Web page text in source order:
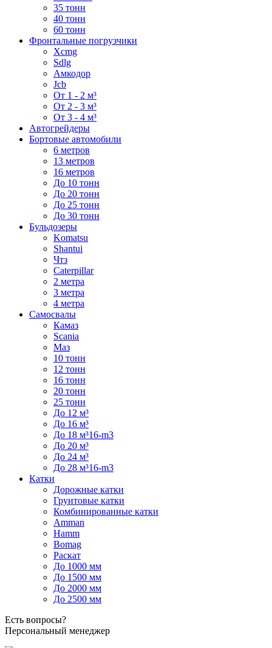
35 тонн
40 тонн
60 тонн
Фронтальные погрузчики
Xcmg
Sdlg
Амкодор
Jcb
От 1 - 2 м³
От 2 - 3 м³
От 3 - 4 м³
Автогрейдеры
Бортовые автомобили
6 метров
13 метров
16 метров
До 10 тонн
До 20 тонн
До 25 тонн
До 30 тонн
Бульдозеры
Komatsu
Shantui
Чтз
Caterpillar
2 метра
3 метра
4 метра
Самосвалы
Камаз
Scania
Маз
10 тонн
12 тонн
16 тонн
20 тонн
25 тонн
До 12 м³
До 16 м³
До 18 м³16-m3
До 20 м³
До 24 м³
До 28 м³16-m3
Катки
Дорожные катки
Грунтовые катки
Комбинированные катки
Amman
Hamm
Bomag
Раскат
До 1000 мм
До 1500 мм
До 2000 мм
До 2500 мм
Есть вопросы?
Персональный менеджер